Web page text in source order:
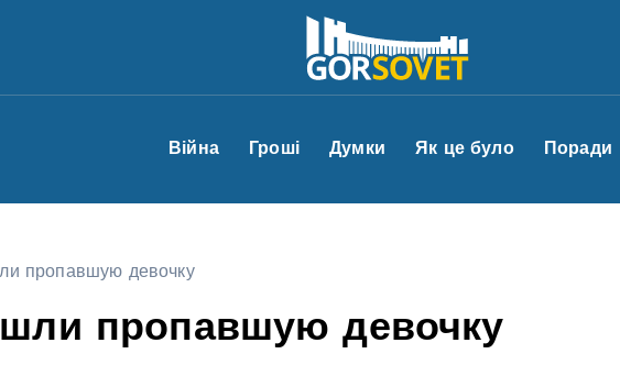
Війна Гроші Думки Як це було Поради
пропавшую девочку
пропавшую девочку